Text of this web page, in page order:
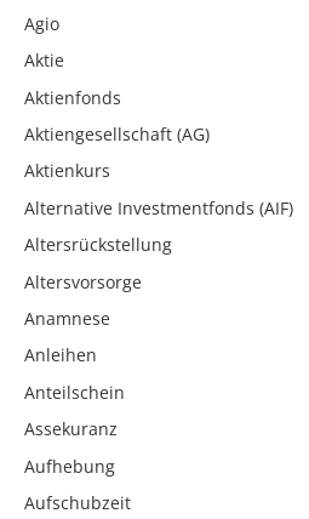
Agio
Aktie
Aktienfonds
Aktiengesellschaft (AG)
Aktienkurs
Alternative Investmentfonds (AIF)
Altersrückstellung
Altersvorsorge
Anamnese
Anleihen
Anteilschein
Assekuranz
Aufhebung
Aufschubzeit